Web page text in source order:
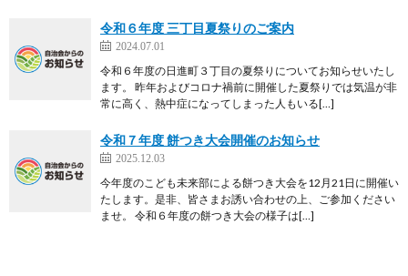
令和６年度 三丁目夏祭りのご案内
2024.07.01
令和６年度の日進町３丁目の夏祭りについてお知らせいたし
ます。 昨年およびコロナ禍前に開催した夏祭りでは気温が非
常に高く、熱中症になってしまった人もいる[…]
令和７年度 餅つき大会開催のお知らせ
2025.12.03
今年度のこども未来部による餅つき大会を12月21日に開催い
たします。是非、皆さまお誘い合わせの上、ご参加ください
ませ。 令和６年度の餅つき大会の様子は[…]